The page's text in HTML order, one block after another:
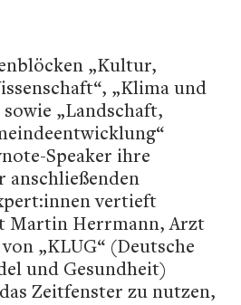
„Kultur,
„Klima und
„Landschaft,
Speaker ihre
anschließenden
vertieft
Martin Herrmann, Arzt
„KLUG“ (Deutsche
und Gesundheit)
Zeitfenster zu nutzen,